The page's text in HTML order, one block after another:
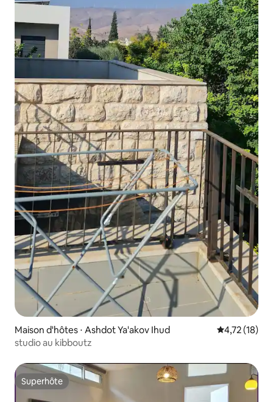
Maison d'hôtes ⋅ Ashdot Ya'akov Ihud Évaluation
4,72 (18)
studio au kibboutz
Superhôte
Superhôte